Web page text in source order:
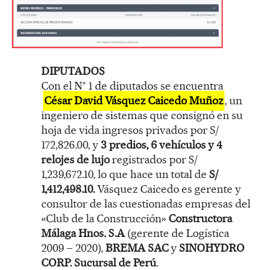
DIPUTADOS
Con el N° 1 de diputados se encuentra
César David Vásquez Caicedo Muñoz, un
ingeniero de sistemas que consignó en su
hoja de vida ingresos privados por S/
172,826.00, y 3 predios, 6 vehículos y 4
relojes de lujoregistrados por S/
1,239,672.10, lo que hace un total de S/
1,412,498.10.Vásquez Caicedo es gerente y
consultor de las cuestionadas empresas del
«Club de la Construcción»Constructora
Málaga Hnos. S.A(gerente de Logística
2009 – 2020),BREMA SACySINOHYDRO
CORP. Sucursal de Perú.